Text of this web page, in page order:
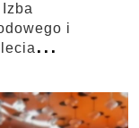
i
...